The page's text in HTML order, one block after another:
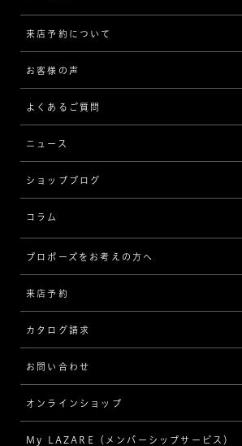
コンビネーション
[フォルムから選ぶ]
ストレート
ウェーブ
V字
[セッテイングから選ぶ]
ソリテール
ワンサイドメレ
ダブルサイドメレ
ラインメレ
人気の婚約指輪
ネックレス/ペンダント
ピアス/イヤリング
ブレスレット
歴史
企業の取り組み
サービスについて
アフターサービス
MESSAGE IN DIAMOND
品質保証
ブライダルアイテム
来店予約について
お客様の声
よくあるご質問
ニュース
ショップブログ
コラム
インタビュー
指輪
ダイヤモンド
プロポーズ
結婚式
プロポーズをお考えの方へ
来店予約
カタログ請求
お問い合わせ
オンラインショップ
My LAZARE（メンバーシップサービス）